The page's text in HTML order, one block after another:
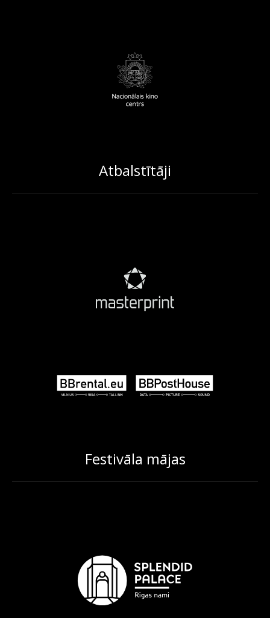
Atbalstītāji
Festivāla mājas